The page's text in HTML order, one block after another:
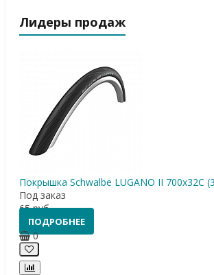
Лидеры продаж
Покрышка Schwalbe LUGANO II 700x32C
Под заказ
65руб
ПОДРОБНЕЕ
0